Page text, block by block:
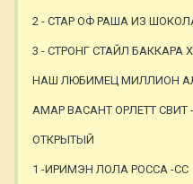
2 - СТАР ОФ РАША ИЗ
3 - СТРОНГ СТАЙЛ БАККАРА
НАШ ЛЮБИМЕЦ МИЛЛИОН
АМАР ВАСАНТ ОРЛЕТТ СВИТ
ОТКРЫТЫЙ
1 -ИРИМЭН ЛОЛА РОССА -СС